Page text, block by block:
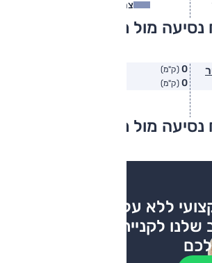
צריכת דלק
נסיעה מול מתחרים
0 (ק"מ)
0 (ק"מ)
נסיעה מול מתחרים
ללא עלות
לקניית